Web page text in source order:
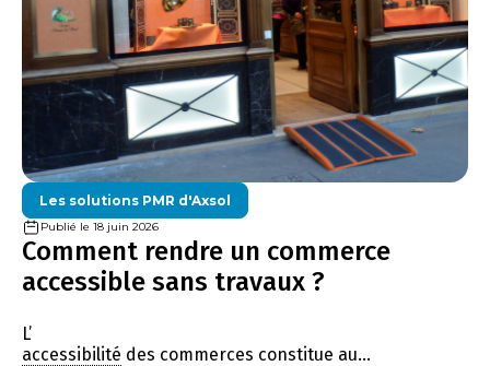
Les solutions PMR d'Axsol
Publié le 18 juin 2026
Comment rendre un commerce
accessible sans travaux ?
L’
accessibilité des commerces constitue au...